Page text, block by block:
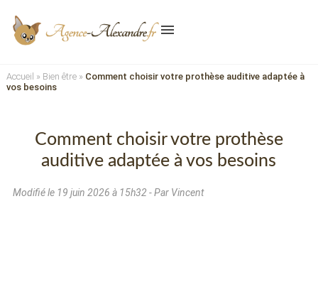
menu
Accueil » Bien être» Comment choisir votre prothèse auditive adaptée à
vos besoins
Comment choisir votre prothèse
auditive adaptée à vos besoins
Modifié le 19 juin 2026 à 15h32 - Par Vincent